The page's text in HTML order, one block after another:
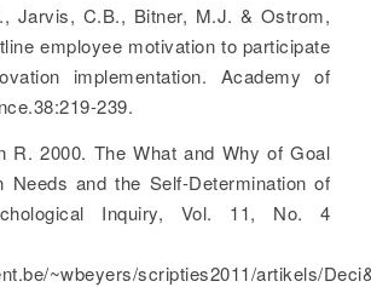
Jarvis, C.B., Bitner, M.J. & Ostrom,
employee motivation to participate
implementation. Academy of
239.
R. 2000. The What and Why of Goal
Needs and the Self-Determination of
Inquiry, Vol. 11, No. 4
~wbeyers/scripties2011/artikels/